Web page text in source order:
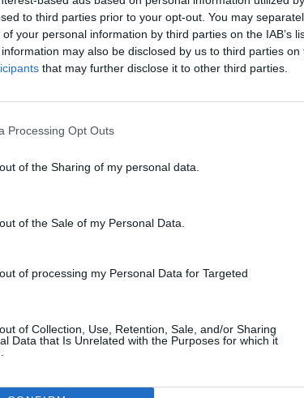
to third parties prior to your opt-out. You may
your personal information by third parties on the IAB’s
may also be disclosed by us to third parties on
that may further disclose it to other third parties.
Processing Opt Outs
of the Sharing of my personal data.
of the Sale of my Personal Data.
of processing my Personal Data for Targeted
of Collection, Use, Retention, Sale, and/or Sharing
Data that Is Unrelated with the Purposes for which it